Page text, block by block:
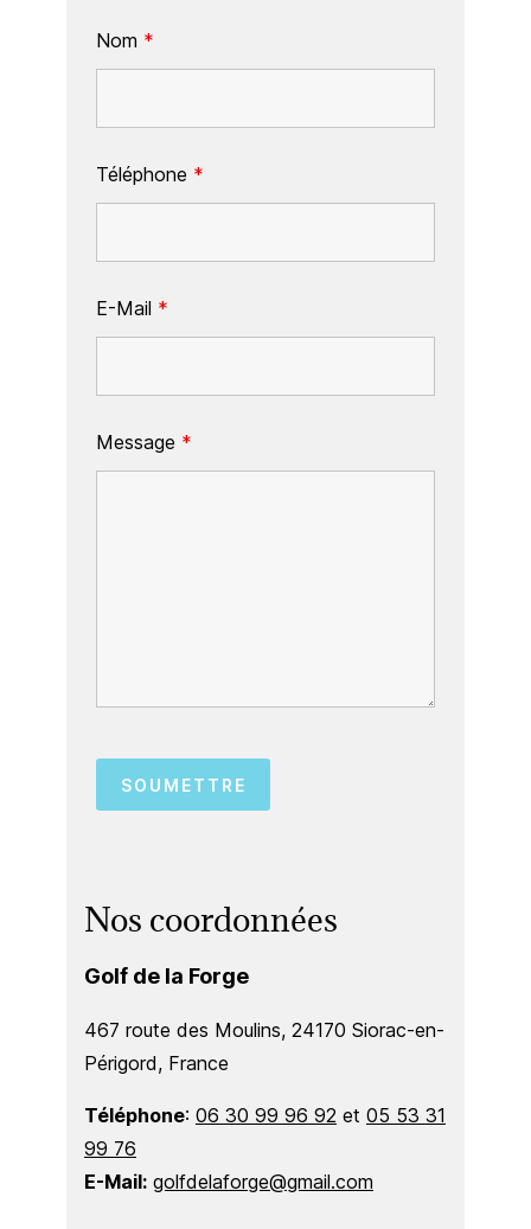
Nom *
Téléphone *
E-Mail *
Message *
Nos coordonnées
Golf de la Forge
467 route des Moulins, 24170 Siorac-en-
Périgord, France
Téléphone: 06 30 99 96 92 et 05 53 31
99 76
E-Mail: golfdelaforge@gmail.com